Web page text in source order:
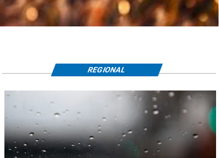
REGIONAL